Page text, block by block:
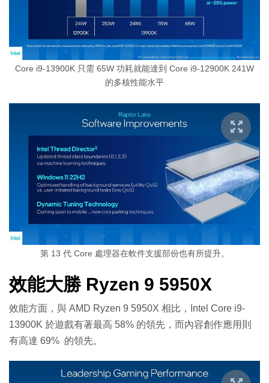
Core i9-13900K 只需 65W 功耗就能達到 Core i9-12900K 241W
的多核性能水平
第 13 代 Core 處理器在軟件支援部份也有所提升。
效能大勝 Ryzen 9 5950X
效能方面，與 AMD Ryzen 9 5950X 相比，Intel Core i9-
13900K 於遊戲有著最高 58% 的領先，而內容創作應用則
有高達 69% 的領先。